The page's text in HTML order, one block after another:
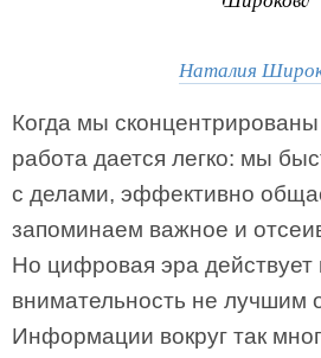
Наталия
Когда мы
работа дается легко: мы
с делами, эффективно
запоминаем важное и
Но цифровая эра действует
внимательность не лучшим
Информации вокруг так